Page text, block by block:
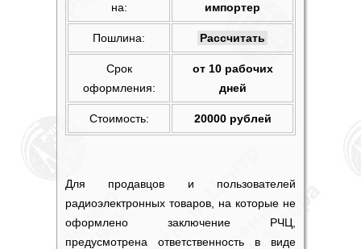
на:
импортер
Пошлина: Рассчитать
Срок
оформления:
от 10 рабочих
дней
Стоимость: 20000рублей
Для продавцов и пользователей
радиоэлектронных товаров, на которые не
оформлено заключение РЧЦ,
предусмотрена ответственность в виде